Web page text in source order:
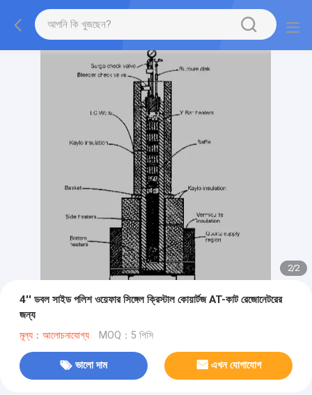
2/2
4'' ডবল সাইড পলিশ ওয়েফার সিঙ্গেল ক্রিস্টাল কোয়ার্টজ AT-কাট রেজোনেটরের
জন্য
মূল্য：আলোচনাযোগ্য MOQ：5 পিসি
ভালো দাম এখন যোগাযোগ